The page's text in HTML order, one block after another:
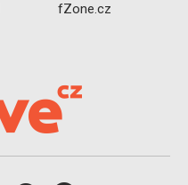
fZone.cz